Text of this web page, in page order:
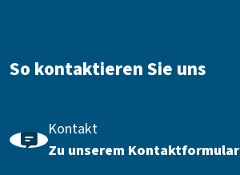
So kontaktieren Sie uns
Kontakt
Zu unserem Kontaktformular